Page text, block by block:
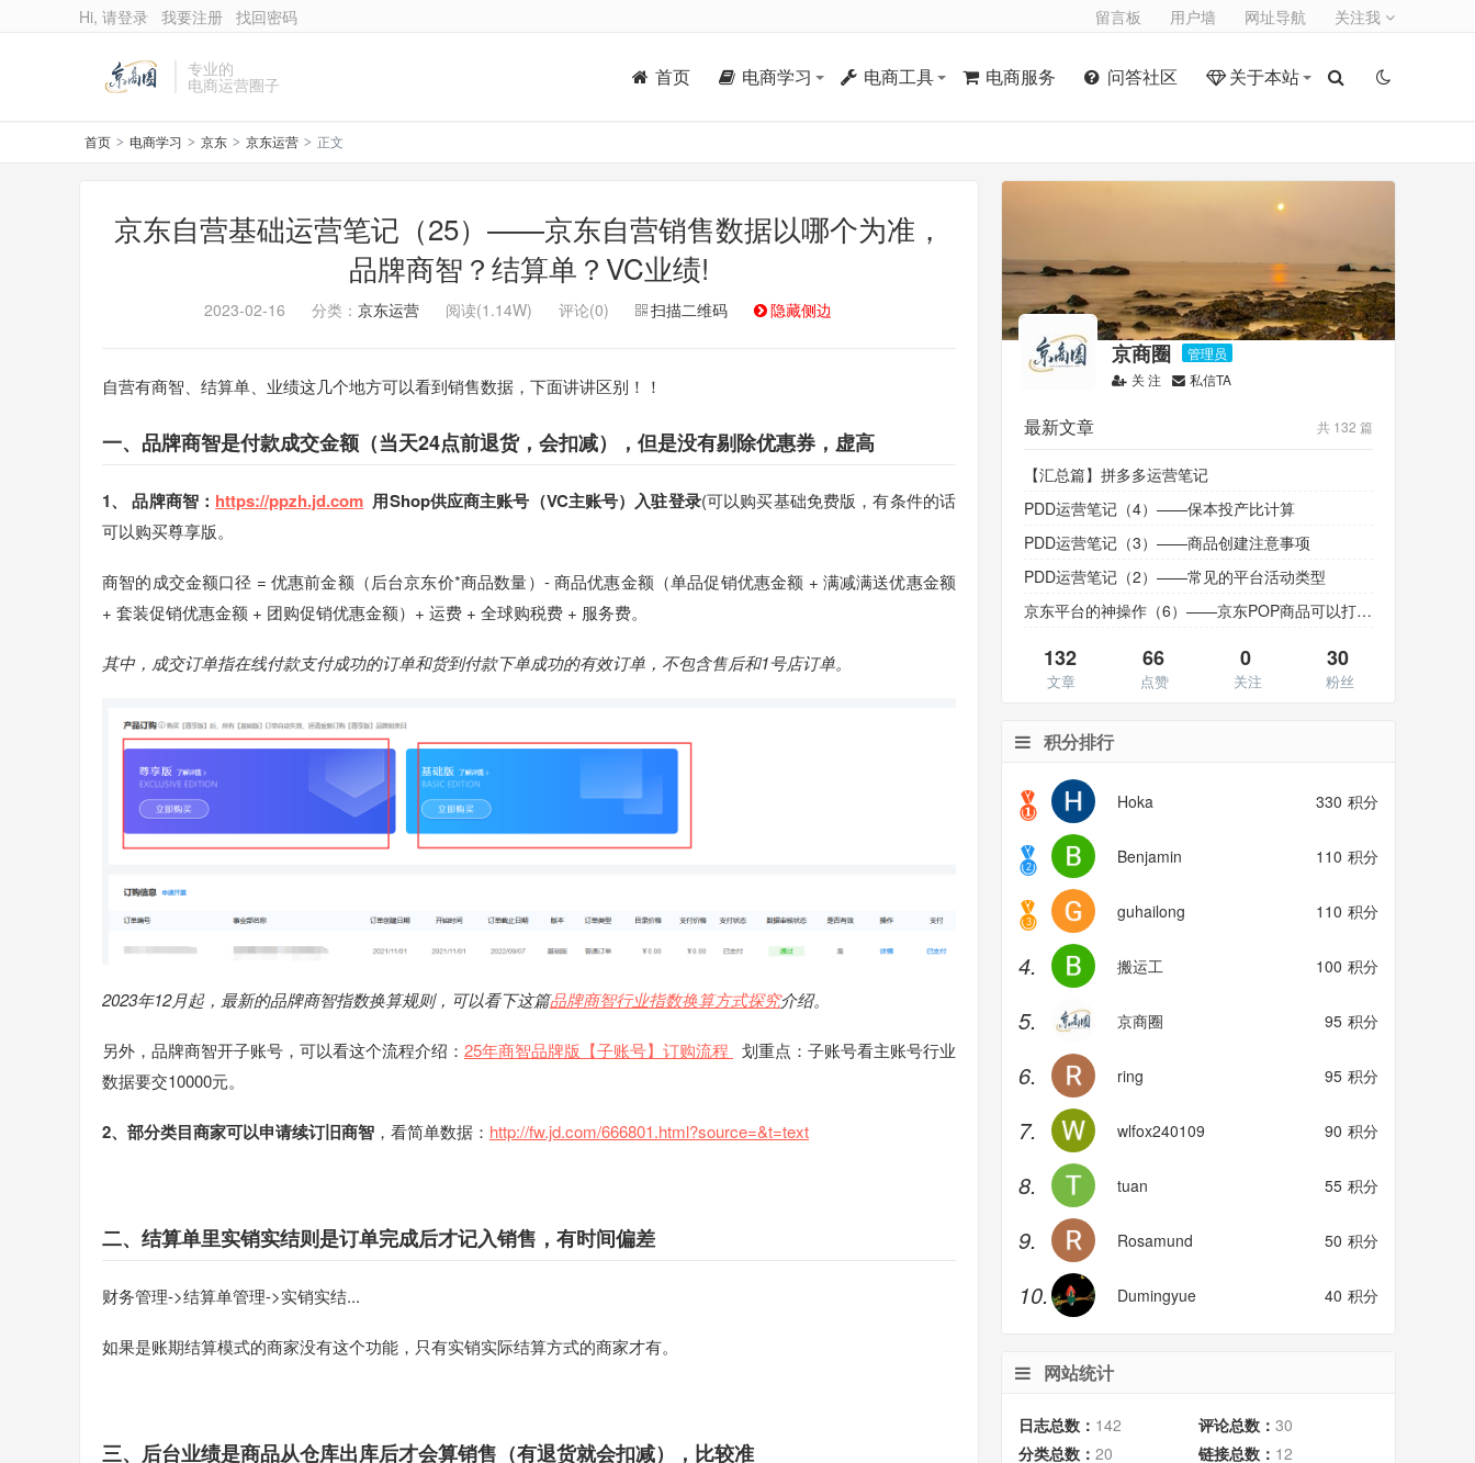
留言板 用户墙 网址导航 关注我
Hi, 请登录 我要注册 找回密码
专业的
电商运营圈子 首页 电商学习 电商工具 电商服务 问答社区 关于本站
首页 > 电商学习 > 京东 > 京东运营 > 正文
京东自营基础运营笔记（25）——京东自营销售数据以哪个为准，
品牌商智？结算单？VC业绩!
2023-02-16 分类： 京东运营 阅读(1.14W) 评论(0) 扫描二维码 隐藏侧边
自营有商智、结算单、业绩这几个地方可以看到销售数据，下面讲讲区别！！
一、品牌商智是付款成交金额（当天24点前退货，会扣减），但是没有剔除优惠券，虚高
1、 品牌商智： https://ppzh.jd.com 用Shop供应商主账号（VC主账号）入驻登录(可以购买基础免费版，有条件的话
可以购买尊享版。
商智的成交金额口径 = 优惠前金额（后台京东价*商品数量）- 商品优惠金额（单品促销优惠金额 + 满减满送优惠金额
+ 套装促销优惠金额 + 团购促销优惠金额）+ 运费 + 全球购税费 + 服务费。
其中，成交订单指在线付款支付成功的订单和货到付款下单成功的有效订单，不包含售后和1号店订单。
2023年12月起，最新的品牌商智指数换算规则，可以看下这篇品牌商智行业指数换算方式探究介绍。
另外，品牌商智开子账号，可以看这个流程介绍： 25年商智品牌版【子账号】订购流程
划重点：子账号看主账号行业
数据要交10000元。
2、部分类目商家可以申请续订旧商智 ，看简单数据： http://fw.jd.com/666801.html?source=&t=text
二、结算单里实销实结则是订单完成后才记入销售，有时间偏差
财务管理->结算单管理->实销实结...
如果是账期结算模式的商家没有这个功能，只有实销实际结算方式的商家才有。
三、后台业绩是商品从仓库出库后才会算销售（有退货就会扣减），比较准
京商圈
管理员
关 注
私信TA
最新文章 共 132 篇
【汇总篇】拼多多运营笔记
PDD运营笔记（4）——保本投产比计算
PDD运营笔记（3）——商品创建注意事项
PDD运营笔记（2）——常见的平台活动类型
京东平台的神操作（6）——京东POP商品可以打自营标了
132
文章
66
点赞
0
关注
30
粉丝
积分排行
Hoka 330 积分
Benjamin 110 积分
guhailong 110 积分
4. 搬运工 100 积分
5. 京商圈 95 积分
6. ring 95 积分
7. wlfox240109 90 积分
8. tuan 55 积分
9. Rosamund 50 积分
10. Dumingyue 40 积分
网站统计
日志总数： 142 评论总数： 30
分类总数： 20 链接总数： 12